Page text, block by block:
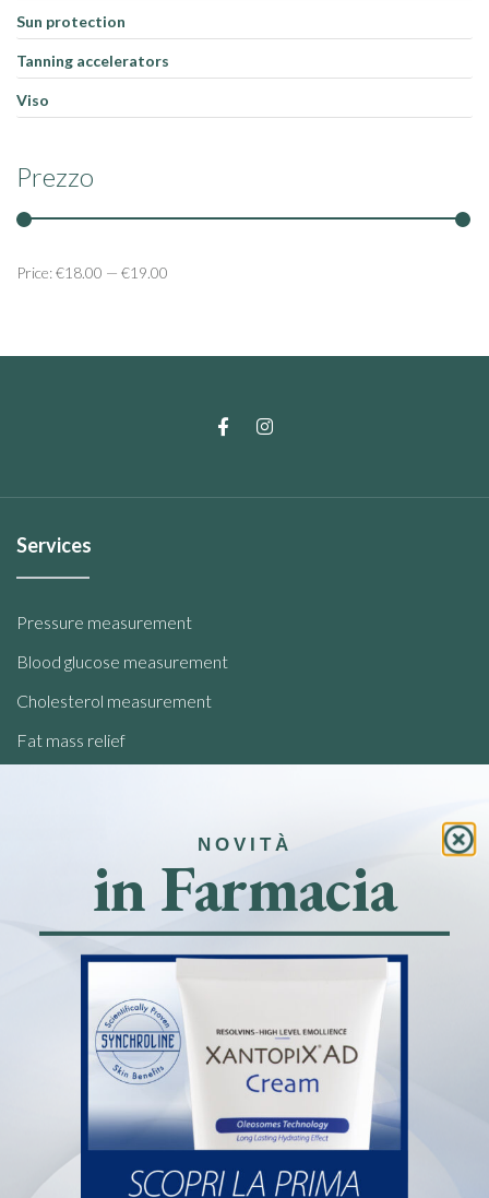
Sun protection
Tanning accelerators
Viso
Prezzo
Price:€18.00 — €19.00
Services
Pressure measurement
Blood glucose measurement
Cholesterol measurement
Fat mass relief
Home
Pharmacy
Book and collect at the pharmacy
Farmacia de Paoli
NOVITÀ
in Farmacia